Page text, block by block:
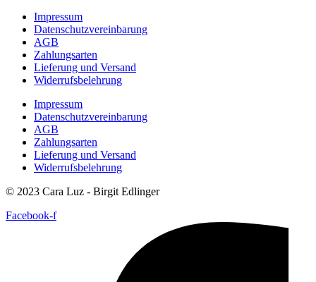
Impressum
Datenschutzvereinbarung
AGB
Zahlungsarten
Lieferung und Versand
Widerrufsbelehrung
Impressum
Datenschutzvereinbarung
AGB
Zahlungsarten
Lieferung und Versand
Widerrufsbelehrung
© 2023 Cara Luz - Birgit Edlinger
Facebook-f